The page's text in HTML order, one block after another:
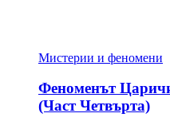
Мистерии и феномени
Феноменът
(Част Четвърта)